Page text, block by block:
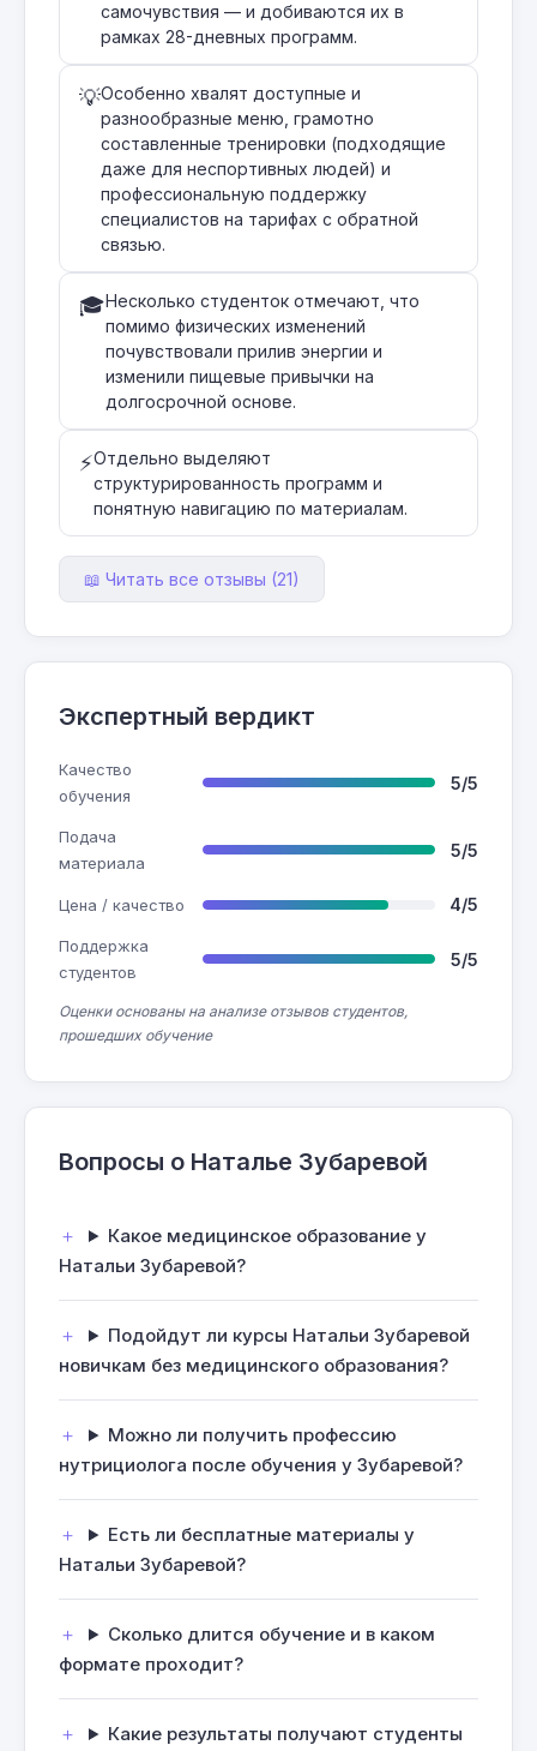
самочувствия — и добиваются их в
рамках 28-дневных программ.
💡Особенно хвалят доступные и
разнообразные меню, грамотно
составленные тренировки (подходящие
даже для неспортивных людей) и
профессиональную поддержку
специалистов на тарифах с обратной
связью.
🎓Несколько студенток отмечают, что
помимо физических изменений
почувствовали прилив энергии и
изменили пищевые привычки на
долгосрочной основе.
⚡Отдельно выделяют
структурированность программ и
понятную навигацию по материалам.
📖 Читать все отзывы (21)
Экспертный вердикт
Качество
обучения
5/5
Подача
материала
5/5
Цена / качество 4/5
Поддержка
студентов
5/5
Оценки основаны на анализе отзывов студентов,
прошедших обучение
Вопросы о Наталье Зубаревой
Какое медицинское образование у
Натальи Зубаревой?
Подойдут ли курсы Натальи Зубаревой
новичкам без медицинского образования?
Можно ли получить профессию
нутрициолога после обучения у Зубаревой?
Есть ли бесплатные материалы у
Натальи Зубаревой?
Сколько длится обучение и в каком
формате проходит?
Какие результаты получают студенты